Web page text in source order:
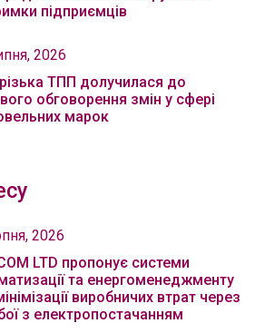
підприємців
2026
ТПП долучилася до
обговорення змін у сфері
марок
2026
LTD пропонує системи
та енергоменеджменту
виробничих втрат через
з електропостачанням